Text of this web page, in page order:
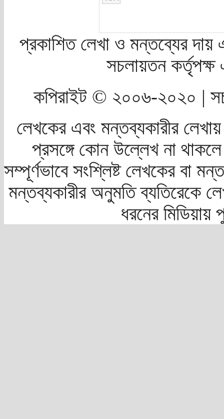
প্রকাশিত লেখা ও মন্তব্যের দায়
সচলায়তন
কপিরাইট © ২০০৬-২০২০ |
লেখকের এবং মন্তব্যকারীর
প্রসঙ্গে কোন উল্লেখ না
সম্পূর্ণভাবে সংশ্লিষ্ট লেখকের বা
মন্তব্যকারীর অনুমতি ব্যতিরেকে
ধরনের মিডিয়ায়